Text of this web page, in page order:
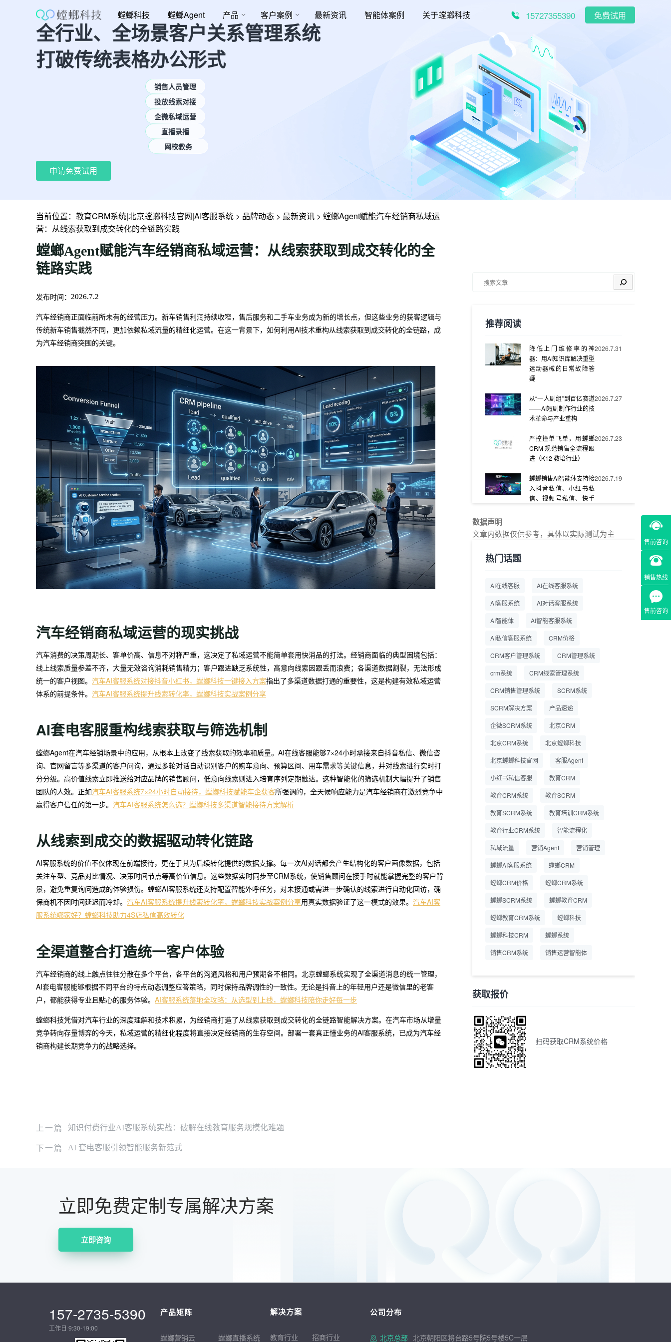
螳螂科技 螳螂Agent 产品 客户案例 最新资讯 智能体案例 关于螳螂科技 15727355390 免费试用
全行业、全场景客户关系管理系统
打破传统表格办公形式
销售人员管理
投放线索对接
企微私域运营
直播录播
网校教务
申请免费试用
售前咨询
销售热线
售前咨询
当前位置： 教育CRM系统|北京螳螂科技官网|AI客服系统 > 品牌动态 > 最新资讯 > 螳螂Agent赋能汽车经销商私域运
营：从线索获取到成交转化的全链路实践
螳螂Agent赋能汽车经销商私域运营：从线索获取到成交转化的全
链路实践
发布时间： 2026.7.2
汽车经销商正面临前所未有的经营压力。新车销售利润持续收窄，售后服务和二手车业务成为新的增长点，但这些业务的获客逻辑与
传统新车销售截然不同，更加依赖私域流量的精细化运营。在这一背景下，如何利用AI技术重构从线索获取到成交转化的全链路，成
为汽车经销商突围的关键。
汽车经销商私域运营的现实挑战
汽车消费的决策周期长、客单价高、信息不对称严重，这决定了私域运营不能简单套用快消品的打法。经销商面临的典型困境包括：
线上线索质量参差不齐，大量无效咨询消耗销售精力；客户跟进缺乏系统性，高意向线索因跟丢而浪费；各渠道数据割裂，无法形成
统一的客户视图。 汽车AI客服系统对接抖音小红书，螳螂科技一键接入方案指出了多渠道数据打通的重要性，这是构建有效私域运营
体系的前提条件。 汽车AI客服系统提升线索转化率，螳螂科技实战案例分享
AI套电客服重构线索获取与筛选机制
螳螂Agent在汽车经销场景中的应用，从根本上改变了线索获取的效率和质量。AI在线客服能够7×24小时承接来自抖音私信、微信咨
询、官网留言等多渠道的客户问询，通过多轮对话自动识别客户的购车意向、预算区间、用车需求等关键信息，并对线索进行实时打
分分级。高价值线索立即推送给对应品牌的销售顾问，低意向线索则进入培育序列定期触达。这种智能化的筛选机制大幅提升了销售
团队的人效。正如汽车AI客服系统7×24小时自动接待，螳螂科技赋能车企获客所强调的，全天候响应能力是汽车经销商在激烈竞争中
赢得客户信任的第一步。 汽车AI客服系统怎么选？螳螂科技多渠道智能接待方案解析
从线索到成交的数据驱动转化链路
AI客服系统的价值不仅体现在前端接待，更在于其为后续转化提供的数据支撑。每一次AI对话都会产生结构化的客户画像数据，包括
关注车型、竞品对比情况、决策时间节点等高价值信息。这些数据实时同步至CRM系统，使销售顾问在接手时就能掌握完整的客户背
景，避免重复询问造成的体验损伤。螳螂AI客服系统还支持配置智能外呼任务，对未接通或需进一步确认的线索进行自动化回访，确
保商机不因时间延迟而冷却。 汽车AI客服系统提升线索转化率，螳螂科技实战案例分享用真实数据验证了这一模式的效果。 汽车AI客
服系统哪家好？螳螂科技助力4S店私信高效转化
全渠道整合打造统一客户体验
汽车经销商的线上触点往往分散在多个平台，各平台的沟通风格和用户预期各不相同。北京螳螂系统实现了全渠道消息的统一管理，
AI套电客服能够根据不同平台的特点动态调整应答策略，同时保持品牌调性的一致性。无论是抖音上的年轻用户还是微信里的老客
户，都能获得专业且贴心的服务体验。 AI客服系统落地全攻略：从选型到上线，螳螂科技陪你走好每一步
螳螂科技凭借对汽车行业的深度理解和技术积累，为经销商打造了从线索获取到成交转化的全链路智能解决方案。在汽车市场从增量
竞争转向存量博弈的今天，私域运营的精细化程度将直接决定经销商的生存空间。部署一套真正懂业务的AI客服系统，已成为汽车经
销商构建长期竞争力的战略选择。
搜索
推荐阅读
降低上门维修率的神
器：用AI知识库解决重型
运动器械的日常故障答
疑
2026.7.31
从“一人剧组”到百亿赛道
——AI短剧制作行业的技
术革命与产业重构
2026.7.27
严控撞单飞单，用螳螂
CRM 规范销售全流程跟
进（K12 教培行业）
2026.7.23
螳螂销售AI智能体支持接
入抖音私信、小红书私
信、视频号私信、快手
2026.7.19
螳螂系统专为K12/职业
交：螳螂科技销售AI智能
一站式SCRM系统企微
全流程
商用SCRM系统企微工
营成本
2026.7.14
企业微信 私域用户精细
螳螂教育CRM助力教培
机构精细化运营
数据声明
文章内数据仅供参考，具体以实际测试为主
热门话题
AI在线客服 AI在线客服系统
AI客服系统 AI对话客服系统
AI智能体 AI智能客服系统
AI私信客服系统 CRM价格
CRM客户管理系统 CRM管理系统
crm系统 CRM线索管理系统
CRM销售管理系统 SCRM系统
SCRM解决方案 产品速递
企微SCRM系统 北京CRM
北京CRM系统 北京螳螂科技
北京螳螂科技官网 客服Agent
小红书私信客服 教育CRM
教育CRM系统 教育SCRM
教育SCRM系统 教育培训CRM系统
教育行业CRM系统 智能流程化
私域流量 营销Agent 营销管理
螳螂AI客服系统 螳螂CRM
螳螂CRM价格 螳螂CRM系统
螳螂SCRM系统 螳螂教育CRM
螳螂教育CRM系统 螳螂科技
螳螂科技CRM 螳螂系统
销售CRM系统 销售运营智能体
获取报价
扫码获取CRM系统价格
上一篇 知识付费行业AI客服系统实战：破解在线教育服务规模化难题
下一篇 AI 套电客服引领智能服务新范式
立即免费定制专属解决方案
立即咨询
157-2735-5390
工作日 9:30-19:00
产品矩阵
螳螂营销云 螳螂直播系统
解决方案
教育行业 招商行业
公司分布
北京总部 北京朝阳区将台路5号院5号楼5C一层